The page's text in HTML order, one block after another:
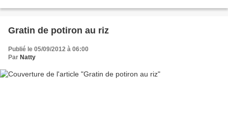
Gratin de potiron au riz
Publié le 05/09/2012 à 06:00
Par Natty